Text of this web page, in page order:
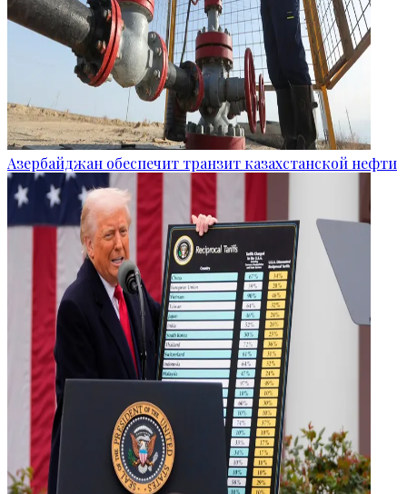
Азербайджан обеспечит транзит казахстанской нефти